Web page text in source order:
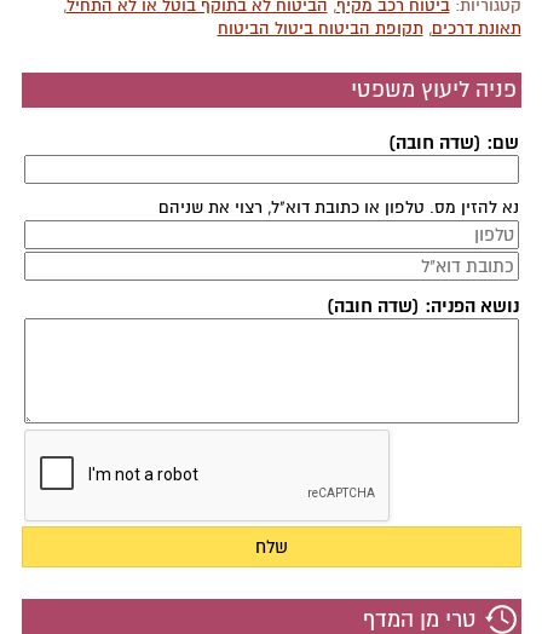
קטגוריות:ביטוח רכב מקיף, הביטוח לא בתוקף בוטל או לא התחיל,
תאונת דרכים,תקופת הביטוח ביטול הביטוח
פניה ליעוץ משפטי
שם: (שדה חובה)
נא להזין מס. טלפון או כתובת דוא"ל, רצוי את שניהם
נושא הפניה: (שדה חובה)
טרי מן המדף